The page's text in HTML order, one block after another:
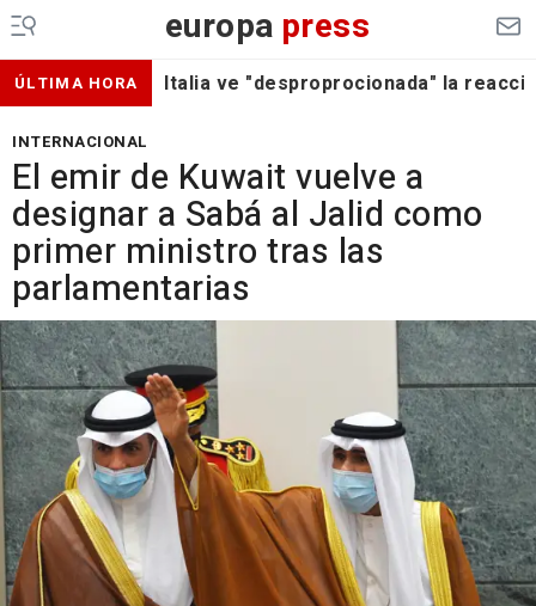
europa press
ÚLTIMA HORA Italia ve "desproprocionada" la
INTERNACIONAL
El emir de Kuwait vuelve a
designar a Sabá al Jalid como
primer ministro tras las
parlamentarias